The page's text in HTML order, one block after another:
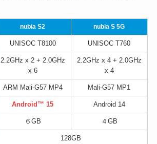
nubia S2 nubia S 5G
UNISOC T8100 UNISOC T760
2.2GHz x 2 + 2.0GHz
x 6
2.2GHz x 4 + 2.0GHz
x 4
ARM Mali-G57 MP4 Mali-G57 MP1
Android™ 15 Android 14
６GB ４GB
128GB